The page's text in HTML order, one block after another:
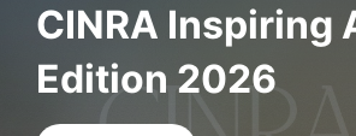
CINRA Inspiring
Edition 2026